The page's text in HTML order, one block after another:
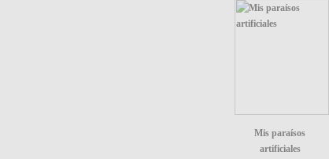
Mis paraísos
artificiales